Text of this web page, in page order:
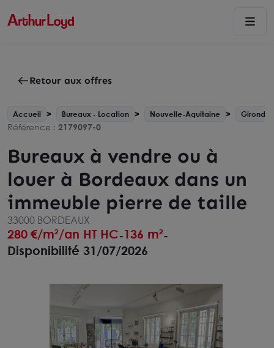
Retour aux offres
Accueil Bureaux - Location Nouvelle-Aquitaine Gironde
Référence : 2179097-0
Bureaux à vendre ou à
louer à Bordeaux dans un
immeuble pierre de taille
33000 BORDEAUX
280 €/m²/an HT HC-136 m²-
Disponibilité 31/07/2026